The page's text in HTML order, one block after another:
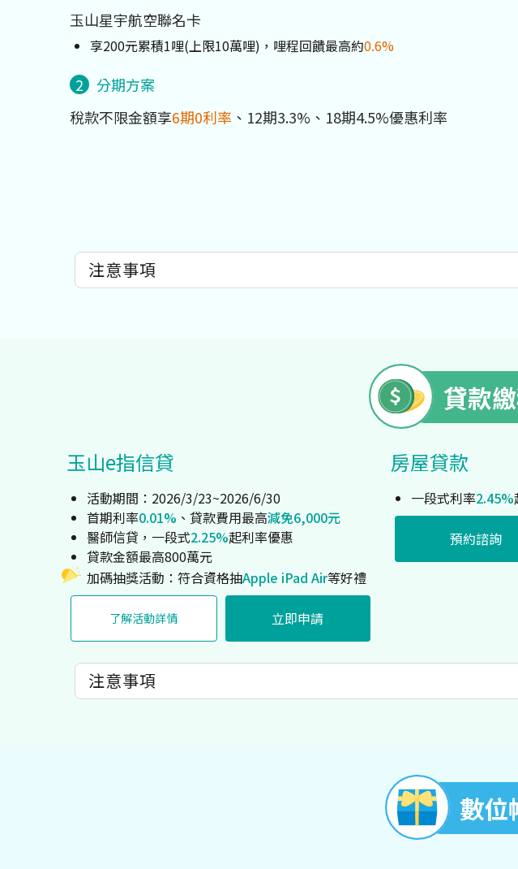
玉山星宇航空聯名卡
享200元累積1哩(上限10萬哩)，哩程回饋最高約0.6%
2
分期方案
稅款不限金額享6期0利率 、12期3.3%、18期4.5%優惠利率
注意事項
貸款
玉山e指信貸
活動期間：2026/3/23~2026/6/30
首期利率0.01% 、貸款費用最高減免6,000元
醫師信貸，一段式2.25%起利率優惠
貸款金額最高800萬元
加碼抽獎活動：符合資格抽Apple iPad Air等好禮
了解活動詳情 立即申請
房屋貸款
一段式利率2.45%
預約諮詢
注意事項
數位